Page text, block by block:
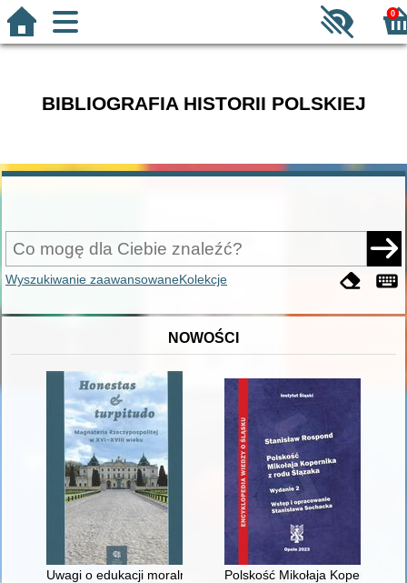
0
BIBLIOGRAFIA HISTORII POLSKIEJ
Wyszukiwanie zaawansowaneKolekcje
NOWOŚCI
Uwagi o edukacji moralnej synów szlacheckich w XVI-
Polskość Mikołaja Kopernika z